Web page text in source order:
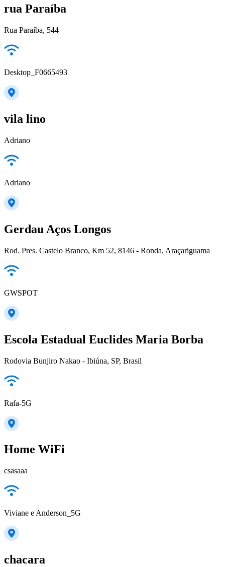
rua Paraíba
Rua Paraíba, 544
Desktop_F0665493
vila lino
Adriano
Adriano
Gerdau Aços Longos
Rod. Pres. Castelo Branco, Km 52, 8146 - Ronda, Araçariguama
GWSPOT
Escola Estadual Euclides Maria Borba
Rodovia Bunjiro Nakao - Ibiúna, SP, Brasil
Rafa-5G
Home WiFi
csasaaa
Viviane e Anderson_5G
chacara